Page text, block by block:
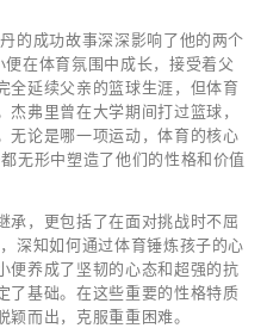
的成功故事深深影响了他的两个
在体育氛围中成长，接受着父
全延续父亲的篮球生涯，但体育
弗里曾在大学期间打过篮球，
无论是哪一项运动，体育的核心
形中塑造了他们的性格和价值
承，更包括了在面对挑战时不屈
深知如何通过体育锤炼孩子的心
便养成了坚韧的心态和超强的抗
了基础。在这些重要的性格特质
而出，克服重重困难。